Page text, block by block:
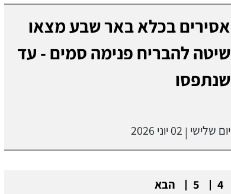
אסירים בכלא באר שבע מצאו
שיטה להבריח פנימה סמים - עד
שנתפסו
יום שלישי | 02 יוני 2026
4
5 הבא